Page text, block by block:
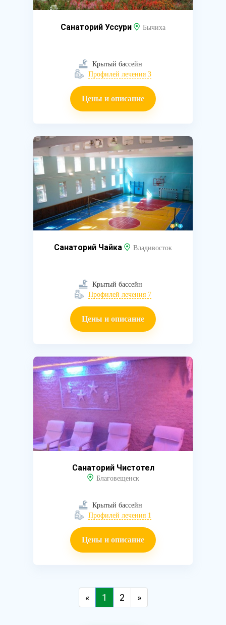
Санаторий Уссури Бычиха
Крытый бассейн
Профилей лечения 3
Цены и описание
Санаторий Чайка Владивосток
Крытый бассейн
Профилей лечения 7
Цены и описание
Санаторий Чистотел
Благовещенск
Крытый бассейн
Профилей лечения 1
Цены и описание
« 1 2 »